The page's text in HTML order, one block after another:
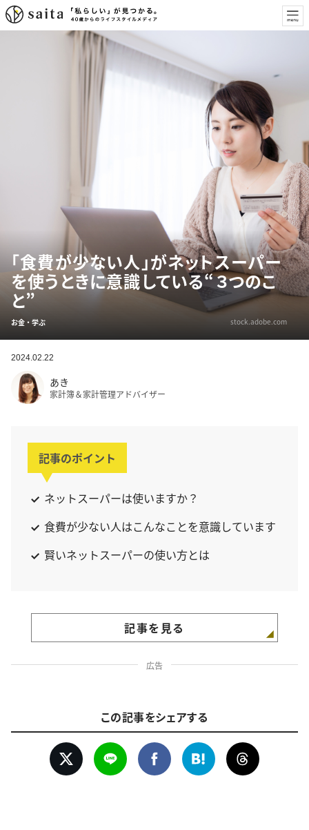
「食費が少ない人」がネットスーパー
を使うときに意識している“３つのこ
と”
お金・学ぶ stock.adobe.com
2024.02.22
あき
家計簿＆家計管理アドバイザー
記事のポイント
ネットスーパーは使いますか？
食費が少ない人はこんなことを意識しています
賢いネットスーパーの使い方とは
記事を見る
広告
この記事をシェアする